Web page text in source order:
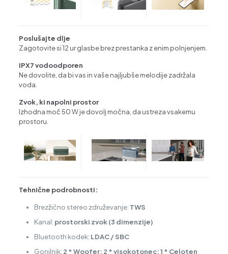
Poslušajte dlje
Zagotovite si 12 ur glasbe brez prestanka z enim polnjenjem.
IPX7 vodoodporen
Ne dovolite, da bi vas in vaše najljubše melodije zadržala
voda.
Zvok, ki napolni prostor
Izhodna moč 50 W je dovolj močna, da ustreza vsakemu
prostoru.
Tehnične podrobnosti:
Brezžično stereo združevanje: TWS
Kanal: prostorski zvok (3 dimenzije)
Bluetooth kodek: LDAC / SBC
Gonilnik: 2 * Woofer; 2 * visokotonec; 1 * Celoten